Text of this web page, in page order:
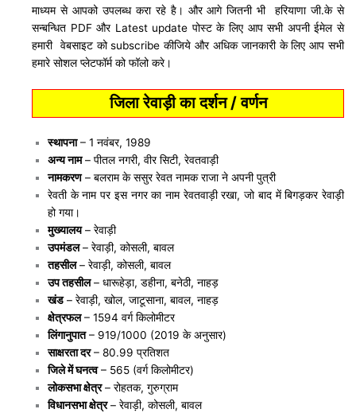
माध्यम से आपको उपलब्ध करा रहे है। और आगे जितनी भी हरियाणा जी.के से
सन्बन्धित PDF और Latest update पोस्ट के लिए आप सभी अपनी ईमेल से
हमारी वेबसाइट को subscribe कीजिये और अधिक जानकारी के लिए आप सभी
हमारे सोशल प्लेटफॉर्म को फॉलो करे।
जिला रेवाड़ी का दर्शन / वर्णन
स्थापना– 1 नवंबर, 1989
अन्य नाम– पीतल नगरी, वीर सिटी, रेवतवाड़ी
नामकरण– बलराम के ससुर रेवत नामक राजा ने अपनी पुत्री
रेवती के नाम पर इस नगर का नाम रेवतवाड़ी रखा, जो बाद में बिगड़कर रेवाड़ी
हो गया।
मुख्यालय– रेवाड़ी
उपमंडल– रेवाड़ी, कोसली, बावल
तहसील– रेवाड़ी, कोसली, बावल
उप तहसील– धारूहेड़ा, डहीना, बनेठी, नाहड़
खंड– रेवाड़ी, खोल, जाटूसाना, बावल, नाहड़
क्षेत्रफल– 1594 वर्ग किलोमीटर
लिंगानुपात– 919/1000 (2019 के अनुसार)
साक्षरता दर– 80.99 प्रतिशत
जिले में घनत्व– 565 (वर्ग किलोमीटर)
लोकसभा क्षेत्र– रोहतक, गुरुग्राम
विधानसभा क्षेत्र– रेवाड़ी, कोसली, बावल